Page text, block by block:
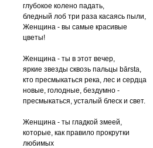
глубокое колено падать,
бледный лоб три раза касаясь пыли,
Женщина - вы самые красивые
цветы!
Женщина - ты в этот вечер,
яркие звезды сквозь пальцы bārsta,
кто пресмыкаться река, лес и сердца
новые, голодные, бездумно -
пресмыкаться, усталый блеск и свет.
Женщина - ты гладкой змеей,
которые, как правило прокрутки
любимых